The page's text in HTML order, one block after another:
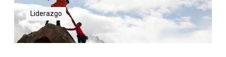
Liderazgo